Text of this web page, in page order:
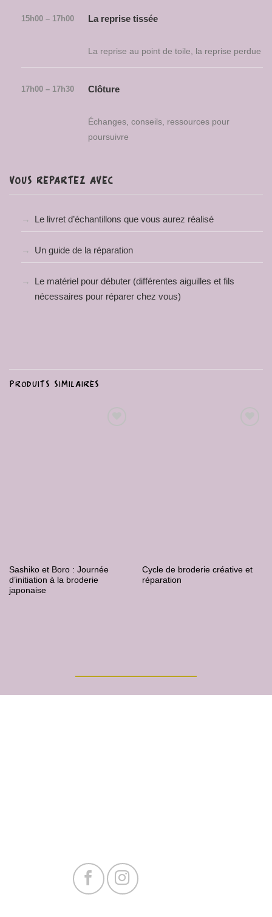
15h00 – 17h00 La reprise tissée
La reprise au point de toile, la reprise perdue
17h00 – 17h30 Clôture
Échanges, conseils, ressources pour
poursuivre
VOUS REPARTEZ AVEC
Le livret d’échantillons que vous aurez réalisé
Un guide de la réparation
Le matériel pour débuter (différentes aiguilles et fils
nécessaires pour réparer chez vous)
PRODUITS SIMILAIRES
Sashiko et Boro : Journée
d’initiation à la broderie
japonaise
Cycle de broderie créative et
réparation